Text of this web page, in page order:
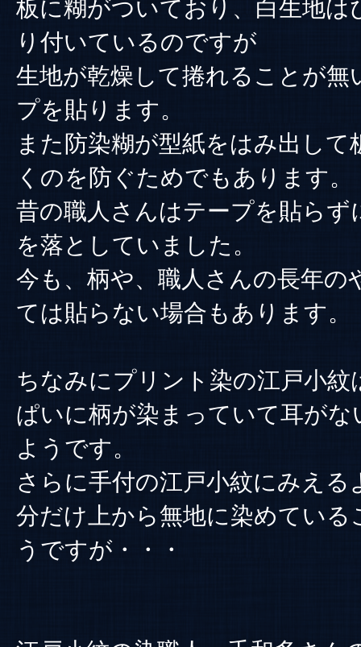
板に糊がついており、白生地は
り付いているのですが
生地が乾燥して捲れることが無
プを貼ります。
また防染糊が型紙をはみ出して
くのを防ぐためでもあります。
昔の職人さんはテープを貼らず
を落としていました。
今も、柄や、職人さんの長年の
ては貼らない場合もあります。
ちなみにプリント染の江戸小紋
ぱいに柄が染まっていて耳がな
ようです。
さらに手付の江戸小紋にみえる
分だけ上から無地に染めている
うですが・・・